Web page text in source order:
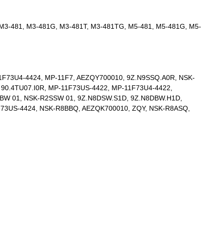
481, M3-481G, M3-481T, M3-481TG, M5-481, M5-481G, M5-
4424, MP-11F7, AEZQY700010, 9Z.N9SSQ.A0R, NSK-
MP-11F73US-4422, MP-11F73U4-4422,
01, NSK-R2SSW 01, 9Z.N8DSW.S1D, 9Z.N8DBW.H1D,
4424, NSK-R8BBQ, AEZQK700010, ZQY, NSK-R8ASQ,